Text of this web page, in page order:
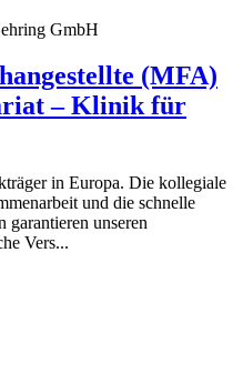
GmbH
(MFA)
– Klinik für
in Europa. Die kollegiale
und die schnelle
garantieren unseren
Vers...